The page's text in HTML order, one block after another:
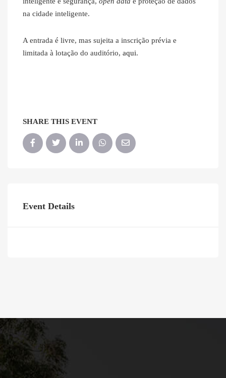
na cidade inteligente.
A entrada é livre, mas sujeita a inscrição prévia e
limitada à lotação do auditório, aqui.
SHARE THIS EVENT
Event Details